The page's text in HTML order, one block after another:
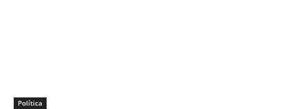
Política